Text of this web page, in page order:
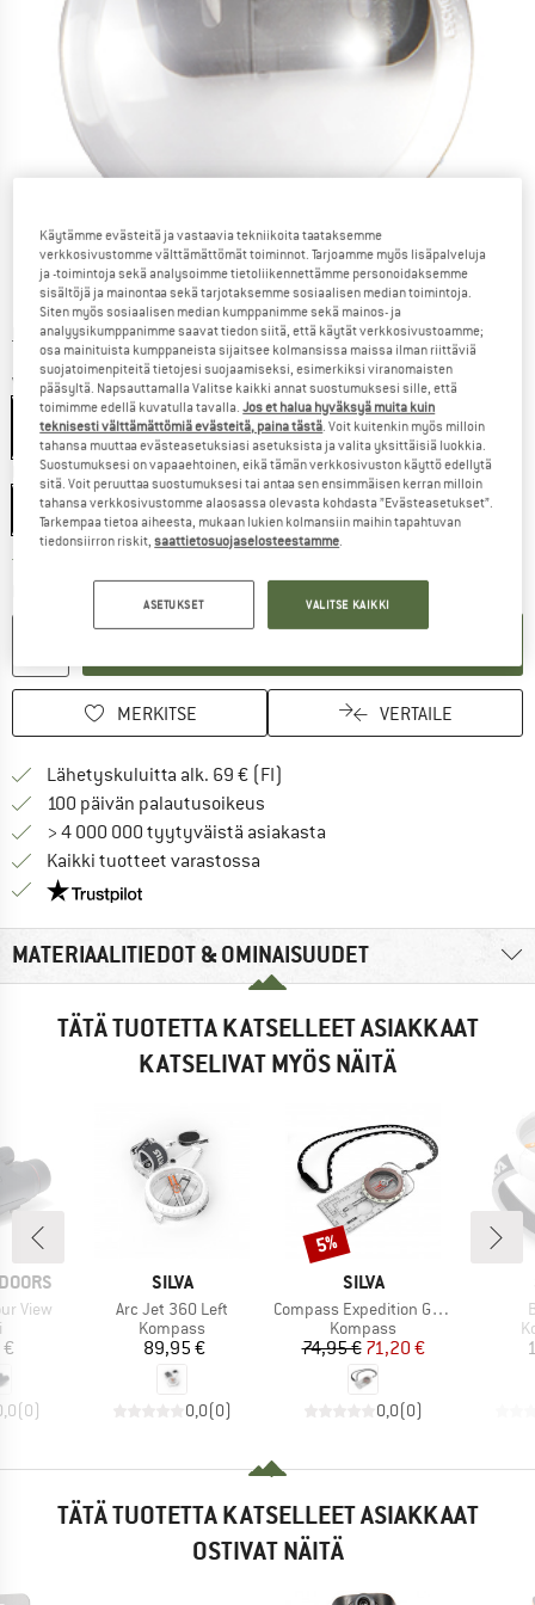
Hinta:
54,95€ sis. alv
lisätään LähetyskulutTietoa lähetyskuluista. Avautuu tietokentässä
Väri:Transparent / Grey
Koko:One Size
One Size
Toimitusaika: 6-8 arkipäivää
MERKITSE VERTAILE
Lähetyskuluitta alk. 69 € (FI)
100 päivän palautusoikeus
> 4 000 000 tyytyväistä asiakasta
Kaikki tuotteet varastossa
Meillä on Trustpilot -sertifiointi - lue lisää tästä!
MATERIAALITIEDOT & OMINAISUUDET
TÄTÄ TUOTETTA KATSELLEET ASIAKKAAT
KATSELIVAT MYÖS NÄITÄ
View
(0)
MERKKI
SILVA
Tuote
Arc Jet 360 Left
Tuoteryhmä
Kompass
Hinta
89,95 €
0,0(0)
MERKKI
SILVA
Tuote
Compass Expedition Global
Tuoteryhmä
Kompass
Hinta
74,95 €Alennettu hinta
71,20 €
0,0(0)
Alennus
5%
TÄTÄ TUOTETTA KATSELLEET ASIAKKAAT
OSTIVAT NÄITÄ
Käytämme evästeitä ja vastaavia tekniikoita taataksemme
verkkosivustomme välttämättömät toiminnot. Tarjoamme myös lisäpalveluja
ja -toimintoja sekä analysoimme tietoliikennettämme personoidaksemme
sisältöjä ja mainontaa sekä tarjotaksemme sosiaalisen median toimintoja.
Siten myös sosiaalisen median kumppanimme sekä mainos- ja
analyysikumppanimme saavat tiedon siitä, että käytät verkkosivustoamme;
osa mainituista kumppaneista sijaitsee kolmansissa maissa ilman riittäviä
suojatoimenpiteitä tietojesi suojaamiseksi, esimerkiksi viranomaisten
pääsyltä. Napsauttamalla Valitse kaikki annat suostumuksesi sille, että
toimimme edellä kuvatulla tavalla.Jos et halua hyväksyä muita kuin
teknisesti välttämättömiä evästeitä, paina tästä . Voit kuitenkin myös milloin
tahansa muuttaa evästeasetuksiasi asetuksista ja valita yksittäisiä luokkia.
Suostumuksesi on vapaaehtoinen, eikä tämän verkkosivuston käyttö edellytä
sitä. Voit peruuttaa suostumuksesi tai antaa sen ensimmäisen kerran milloin
tahansa verkkosivustomme alaosassa olevasta kohdasta ”Evästeasetukset”.
Tarkempaa tietoa aiheesta, mukaan lukien kolmansiin maihin tapahtuvan
tiedonsiirron riskit,saattietosuojaselosteestamme
ASETUKSET VALITSE KAIKKI